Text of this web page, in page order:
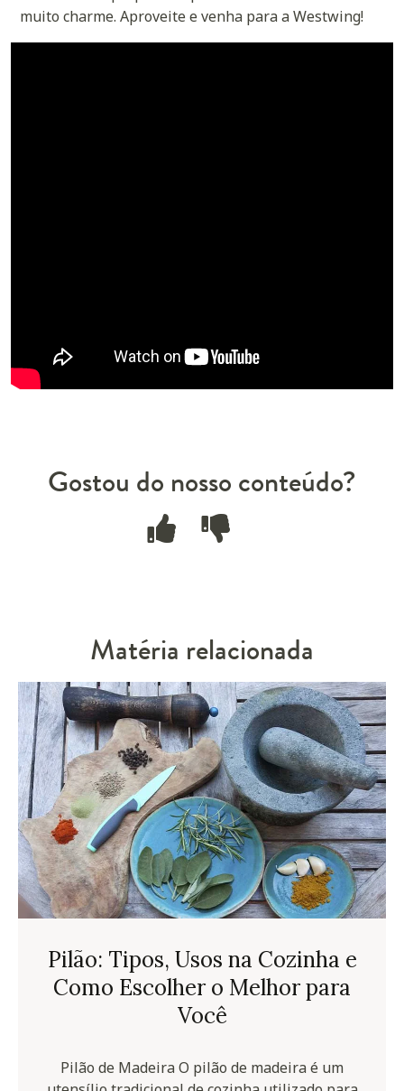
muito charme. Aproveite e venha para a Westwing!
Gostou do nosso conteúdo?
Matéria relacionada
Pilão: Tipos, Usos na Cozinha e
Como Escolher o Melhor para
Você
Pilão de Madeira O pilão de madeira é um